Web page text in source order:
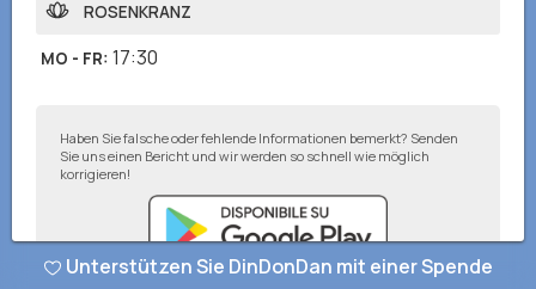
ROSENKRANZ
MO - FR: 17:30
Haben Sie falsche oder fehlende Informationen bemerkt? Senden
Sie uns einen Bericht und wir werden so schnell wie möglich
korrigieren!
Unterstützen Sie DinDonDan mit einer Spende